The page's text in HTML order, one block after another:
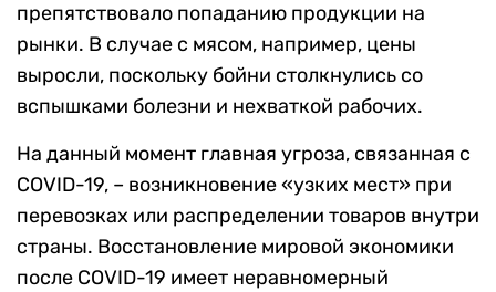
препятствовало попаданию продукции на
рынки. В случае с мясом, например, цены
выросли, поскольку бойни столкнулись со
вспышками болезни и нехваткой рабочих.
На данный момент главная угроза, связанная с
COVID-19, – возникновение «узких мест» при
перевозках или распределении товаров внутри
страны. Восстановление мировой экономики
после COVID-19 имеет неравномерный